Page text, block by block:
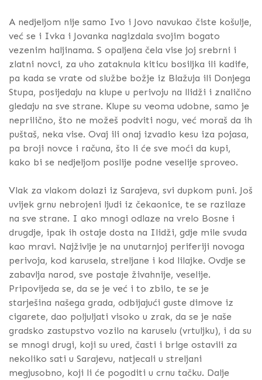
A nedjeljom nije samo Ivo i Jovo navukao čiste košulje,
već se i Ivka i Jovanka nagizdala svojim bogato
vezenim haljinama. S opaljena čela vise joj srebrni i
zlatni novci, za uho zataknula kiticu bosiljka ili kadife,
pa kada se vrate od službe božje iz Blažuja ili Donjega
Stupa, posijedaju na klupe u perivoju na llidži i znalično
gledaju na sve strane. Klupe su veoma udobne, samo je
neprilično, što ne možeš podviti nogu, već moraš da ih
puštaš, neka vise. Ovaj ili onaj izvadio kesu iza pojasa,
pa broji novce i računa, što li će sve moći da kupi,
kako bi se nedjeljom poslije podne veselije sproveo.
Vlak za vlakom dolazi iz Sarajeva, svi dupkom puni. Još
uvijek grnu nebrojeni ljudi iz čekaonice, te se razilaze
na sve strane. I ako mnogi odlaze na vrelo Bosne i
drugdje, ipak ih ostaje dosta na Ilidži, gdje mile svuda
kao mravi. Najživlje je na unutarnjoj periferiji novoga
perivoja, kod karusela, streljane i kod lilajke. Ovdje se
zabavlja narod, sve postaje živahnije, veselije.
Pripovijeda se, da se je već i to zbilo, te se je
starješina našega grada, odbijajući guste dimove iz
cigarete, dao poljuljati visoko u zrak, da se je naše
gradsko zastupstvo vozilo na karuselu (vrtuljku), i da su
se mnogi drugi, koji su ured, časti i brige ostavili za
nekoliko sati u Sarajevu, natjecali u streljani
megjusobno, koji li će pogoditi u crnu tačku. Dalje